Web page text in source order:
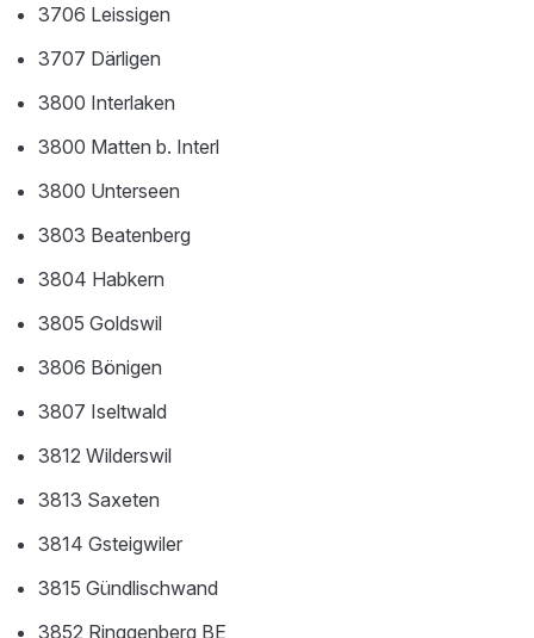
3706 Leissigen
3707 Därligen
3800 Interlaken
3800 Matten b. Interl
3800 Unterseen
3803 Beatenberg
3804 Habkern
3805 Goldswil
3806 Bönigen
3807 Iseltwald
3812 Wilderswil
3813 Saxeten
3814 Gsteigwiler
3815 Gündlischwand
3852 Ringgenberg BE